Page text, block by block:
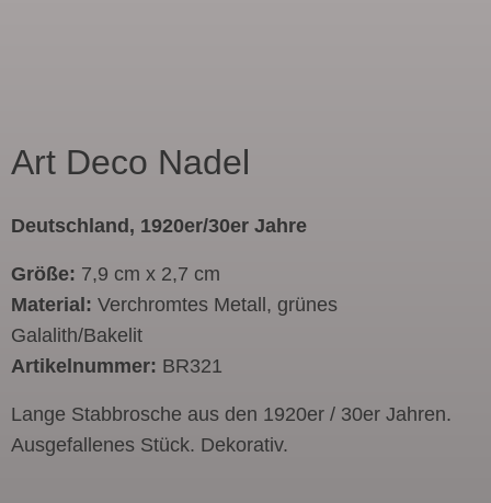
Art Deco Nadel
Deutschland, 1920er/30er Jahre
Größe: 7,9 cm x 2,7 cm
Material: Verchromtes Metall, grünes
Galalith/Bakelit
Artikelnummer: BR321
Lange Stabbrosche aus den 1920er / 30er Jahren.
Ausgefallenes Stück. Dekorativ.